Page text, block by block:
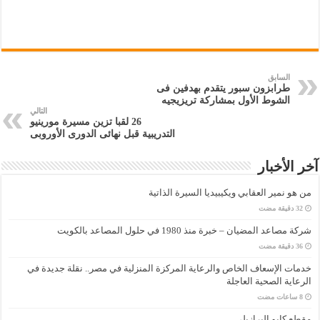
السابق
طرابزون سبور يتقدم بهدفين فى
الشوط الأول بمشاركة تريزيجيه
التالي
26 لقبا تزين مسيرة مورينيو
التدريبية قبل نهائى الدورى الأوروبى
آخر الأخبار
من هو نمير العقابي ويكيبيديا السيرة الذاتية
‏32 دقيقة مضت
شركة مصاعد المضيان – خبرة منذ 1980 في حلول المصاعد بالكويت
‏36 دقيقة مضت
خدمات الإسعاف الخاص والرعاية المركزة المنزلية في مصر.. نقلة جديدة في
الرعاية الصحية العاجلة
‏8 ساعات مضت